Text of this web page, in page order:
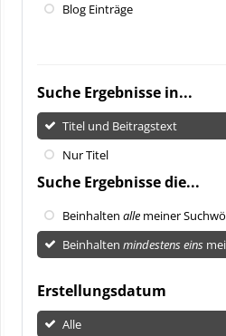
Blog Einträge
Suche Ergebnisse in...
Titel und Beitragstext
Nur Titel
Suche Ergebnisse die...
Beinhalten alle meiner
Beinhalten mindestens eins
Erstellungsdatum
Alle